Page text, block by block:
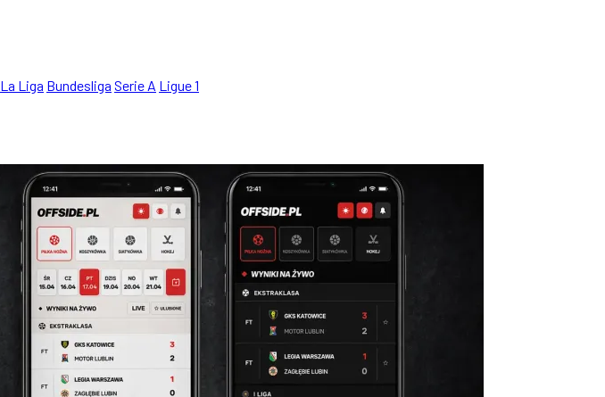
La Liga Bundesliga Serie A Ligue 1